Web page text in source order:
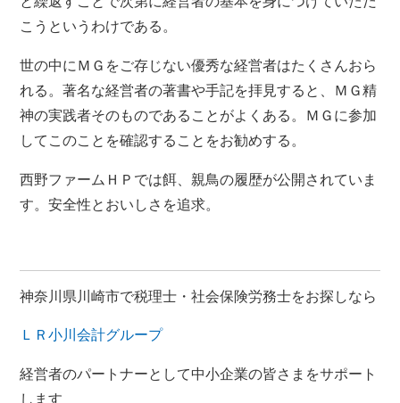
こうというわけである。
世の中にＭＧをご存じない優秀な経営者はたくさんおら
れる。著名な経営者の著書や手記を拝見すると、ＭＧ精
神の実践者そのものであることがよくある。ＭＧに参加
してこのことを確認することをお勧めする。
西野ファームＨＰでは餌、親鳥の履歴が公開されていま
す。安全性とおいしさを追求。
神奈川県川崎市で税理士・社会保険労務士をお探しなら
ＬＲ小川会計グループ
経営者のパートナーとして中小企業の皆さまをサポート
します